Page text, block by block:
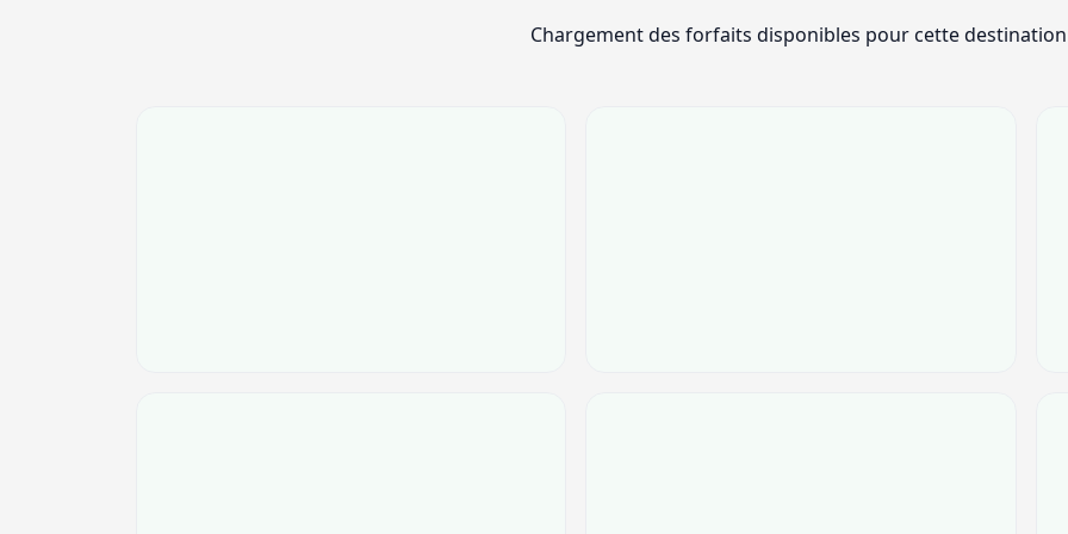
Chargement des forfaits disponibles pour cette